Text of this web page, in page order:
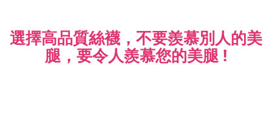
選擇高品質絲襪，不要羨慕別人的美
腿， 要令人羨慕您的美腿 !